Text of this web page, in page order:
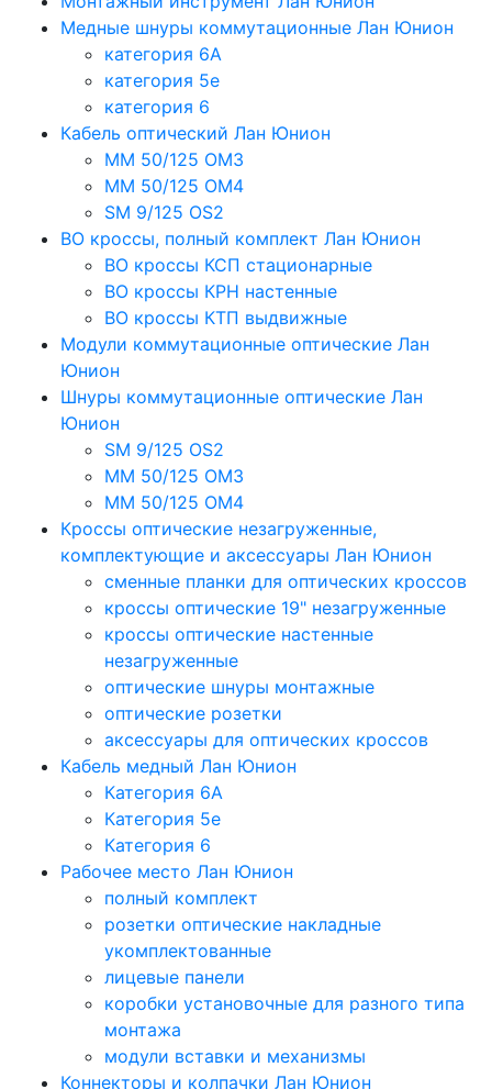
Медные шнуры коммутационные Лан Юнион
категория 6A
категория 5e
категория 6
Кабель оптический Лан Юнион
MM 50/125 OM3
MM 50/125 OM4
SM 9/125 OS2
ВО кроссы, полный комплект Лан Юнион
ВО кроссы КСП стационарные
ВО кроссы КРН настенные
ВО кроссы КТП выдвижные
Модули коммутационные оптические Лан
Юнион
Шнуры коммутационные оптические Лан
Юнион
SM 9/125 OS2
MM 50/125 OM3
MM 50/125 OM4
Кроссы оптические незагруженные,
комплектующие и аксессуары Лан Юнион
сменные планки для оптических кроссов
кроссы оптические 19" незагруженные
кроссы оптические настенные
незагруженные
оптические шнуры монтажные
оптические розетки
аксессуары для оптических кроссов
Кабель медный Лан Юнион
Категория 6A
Категория 5e
Категория 6
Рабочее место Лан Юнион
полный комплект
розетки оптические накладные
укомплектованные
лицевые панели
коробки установочные для разного типа
монтажа
модули вставки и механизмы
Коннекторы и колпачки Лан Юнион